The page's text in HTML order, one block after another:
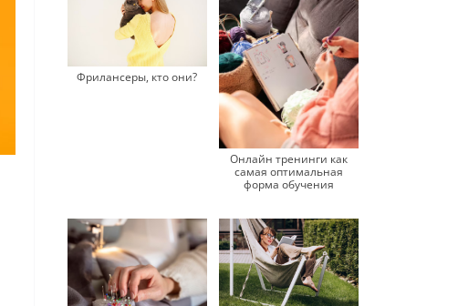
Фрилансеры, кто они?
Онлайн тренинги как
самая оптимальная
форма обучения